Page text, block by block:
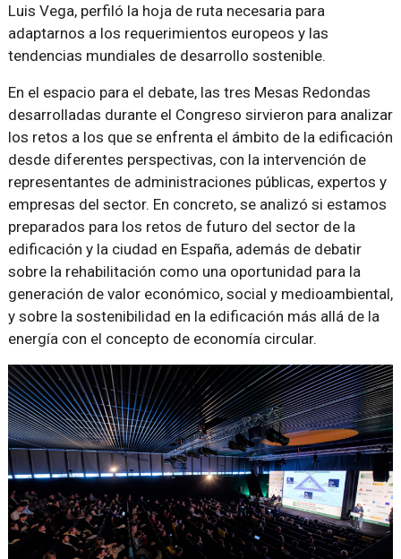
Luis Vega, perfiló la hoja de ruta necesaria para
adaptarnos a los requerimientos europeos y las
tendencias mundiales de desarrollo sostenible.
En el espacio para el debate, las tres Mesas Redondas
desarrolladas durante el Congreso sirvieron para analizar
los retos a los que se enfrenta el ámbito de la edificación
desde diferentes perspectivas, con la intervención de
representantes de administraciones públicas, expertos y
empresas del sector. En concreto, se analizó si estamos
preparados para los retos de futuro del sector de la
edificación y la ciudad en España, además de debatir
sobre la rehabilitación como una oportunidad para la
generación de valor económico, social y medioambiental,
y sobre la sostenibilidad en la edificación más allá de la
energía con el concepto de economía circular.